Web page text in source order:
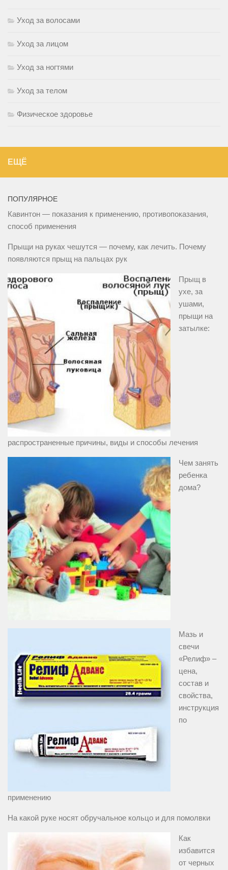
Уход за волосами
Уход за лицом
Уход за ногтями
Уход за телом
Физическое здоровье
ЕЩЁ
ПОПУЛЯРНОЕ
Кавинтон — показания к применению, противопоказания,
способ применения
Прыщи на руках чешутся — почему, как лечить. Почему
появляются прыщ на пальцах рук
Прыщ в
ухе, за
ушами,
прыщи на
затылке:
распространенные причины, виды и способы лечения
Чем занять
ребенка
дома?
Мазь и
свечи
«Релиф» –
цена,
состав и
свойства,
инструкция
по
применению
На какой руке носят обручальное кольцо и для помолвки
Как
избавится
от черных